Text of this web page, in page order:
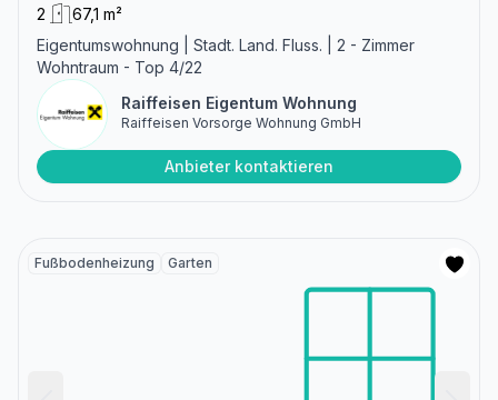
2
67,1 m²
Eigentumswohnung | Stadt. Land. Fluss. | 2 - Zimmer
Wohntraum - Top 4/22
Raiffeisen Eigentum Wohnung
Raiffeisen Vorsorge Wohnung GmbH
Anbieter kontaktieren
Fußbodenheizung Garten